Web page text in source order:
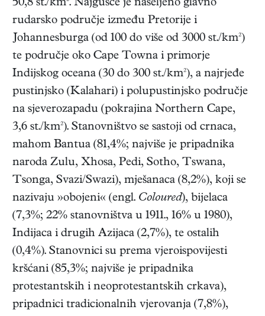
50,8 st./km². Najgušće je naseljeno glavno
rudarsko područje između Pretorije i
Johannesburga (od 100 do više od 3000 st./km²)
te područje oko Cape Towna i primorje
Indijskog oceana (30 do 300 st./km²), a najrjeđe
pustinjsko (Kalahari) i polupustinjsko područje
na sjeverozapadu (pokrajina Northern Cape,
3,6 st./km²). Stanovništvo se sastoji od crnaca,
mahom Bantua (81,4%; najviše je pripadnika
naroda Zulu, Xhosa, Pedi, Sotho, Tswana,
Tsonga, Svazi/Swazi), mješanaca (8,2%), koji se
nazivaju »obojeni« (engl. Coloured), bijelaca
(7,3%; 22% stanovništva u 1911., 16% u 1980),
Indijaca i drugih Azijaca (2,7%), te ostalih
(0,4%). Stanovnici su prema vjeroispovijesti
kršćani (85,3%; najviše je pripadnika
protestantskih i neoprotestantskih crkava),
pripadnici tradicionalnih vjerovanja (7,8%),